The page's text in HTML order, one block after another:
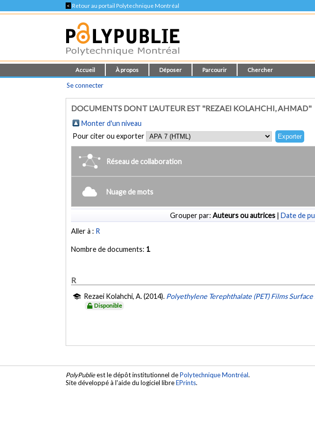
< Retour au portail Polytechnique Montréal
Accueil À propos Déposer Parcourir Chercher
Se connecter
DOCUMENTS DONT L'AUTEUR EST "REZAEI KOLAHCHI, AHMAD"
Monter d'un niveau
Pour citer ou exporter
Réseau de collaboration
Nuage de mots
Grouper par: Auteurs ou autrices | Date de
Aller à : R
Nombre de documents: 1
R
Rezaei Kolahchi, A. (2014). Polyethylene Terephthalate (PET) Films
Disponible
PolyPublieest le dépôt institutionnel dePolytechnique Montréal.
Site développé à l'aide du logiciel libreEPrints.